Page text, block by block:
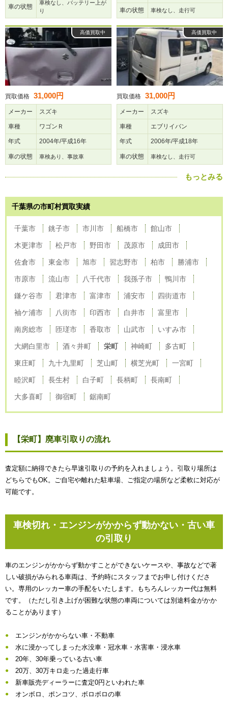
車の状態
車検なし、バッテリー上が
り
車の状態 車検なし、走行可
高価買取中
買取価格 31,000円
メーカー スズキ
車種 ワゴンＲ
年式 2004年/平成16年
車の状態 車検あり、事故車
高価買取中
買取価格 31,000円
メーカー スズキ
車種 エブリイバン
年式 2006年/平成18年
車の状態 車検なし、走行可
もっとみる
千葉県の市町村買取実績
千葉市 銚子市 市川市 船橋市 館山市
木更津市 松戸市 野田市 茂原市 成田市
佐倉市 東金市 旭市 習志野市 柏市 勝浦市
市原市 流山市 八千代市 我孫子市 鴨川市
鎌ケ谷市 君津市 富津市 浦安市 四街道市
袖ケ浦市 八街市 印西市 白井市 富里市
南房総市 匝瑳市 香取市 山武市 いすみ市
大網白里市 酒々井町 栄町 神崎町 多古町
東庄町 九十九里町 芝山町 横芝光町 一宮町
睦沢町 長生村 白子町 長柄町 長南町
大多喜町 御宿町 鋸南町
【栄町】廃車引取りの流れ
査定額に納得できたら早速引取りの予約を入れましょう。引取り場所は
どちらでもOK。ご自宅や離れた駐車場、ご指定の場所など柔軟に対応が
可能です。
車検切れ・エンジンがかからず動かない・古い車
の引取り
車のエンジンがかからず動かすことができないケースや、事故などで著
しい破損がみられる車両は、予約時にスタッフまでお申し付けくださ
い。専用のレッカー車の手配をいたします。もちろんレッカー代は無料
です。（ただし引き上げが困難な状態の車両については別途料金がかか
ることがあります）
エンジンがかからない車・不動車
水に浸かってしまった水没車・冠水車・水害車・浸水車
20年、30年乗っている古い車
20万、30万キロ走った過走行車
新車販売ディーラーに査定0円といわれた車
オンボロ、ポンコツ、ボロボロの車